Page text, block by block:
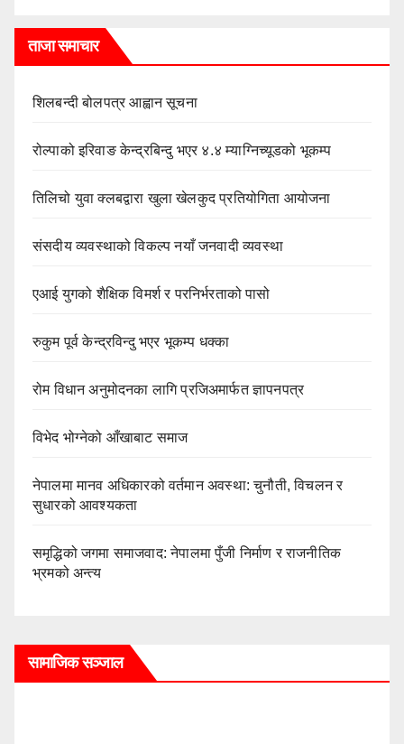
ताजा समाचार
शिलबन्दी बोलपत्र आह्वान सूचना
रोल्पाको इरिवाङ केन्द्रबिन्दु भएर ४.४ म्याग्निच्यूडको भूकम्प
तिलिचो युवा क्लबद्वारा खुला खेलकुद प्रतियोगिता आयोजना
संसदीय व्यवस्थाको विकल्प नयाँ जनवादी व्यवस्था
एआई युगको शैक्षिक विमर्श र परनिर्भरताको पासो
रुकुम पूर्व केन्द्रविन्दु भएर भूकम्प धक्का
रोम विधान अनुमोदनका लागि प्रजिअमार्फत ज्ञापनपत्र
विभेद भोग्नेको आँखाबाट समाज
नेपालमा मानव अधिकारको वर्तमान अवस्था: चुनौती, विचलन र
सुधारको आवश्यकता
समृद्धिको जगमा समाजवाद: नेपालमा पुँजी निर्माण र राजनीतिक
भ्रमको अन्त्य
सामाजिक सञ्जाल